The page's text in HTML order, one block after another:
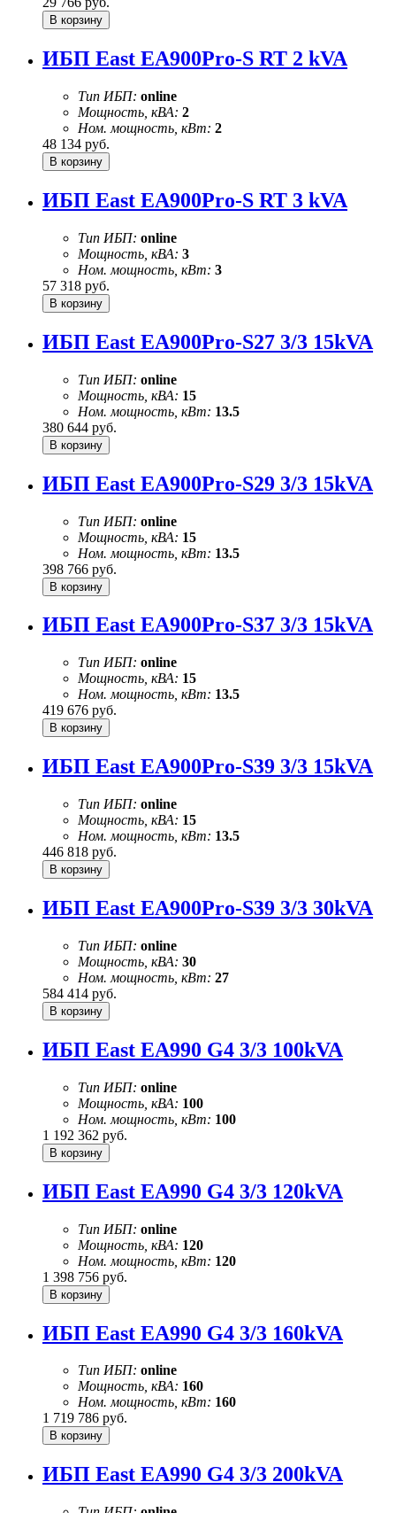
ИБП East EA900Pro-S RT 2 kVA
Тип ИБП: online
Мощность, кВА: 2
Ном. мощность, кВт: 2
48 134 руб.
ИБП East EA900Pro-S RT 3 kVA
Тип ИБП: online
Мощность, кВА: 3
Ном. мощность, кВт: 3
57 318 руб.
ИБП East EA900Pro-S27 3/3 15kVA
Тип ИБП: online
Мощность, кВА: 15
Ном. мощность, кВт: 13.5
380 644 руб.
ИБП East EA900Pro-S29 3/3 15kVA
Тип ИБП: online
Мощность, кВА: 15
Ном. мощность, кВт: 13.5
398 766 руб.
ИБП East EA900Pro-S37 3/3 15kVA
Тип ИБП: online
Мощность, кВА: 15
Ном. мощность, кВт: 13.5
419 676 руб.
ИБП East EA900Pro-S39 3/3 15kVA
Тип ИБП: online
Мощность, кВА: 15
Ном. мощность, кВт: 13.5
446 818 руб.
ИБП East EA900Pro-S39 3/3 30kVA
Тип ИБП: online
Мощность, кВА: 30
Ном. мощность, кВт: 27
584 414 руб.
ИБП East EA990 G4 3/3 100kVA
Тип ИБП: online
Мощность, кВА: 100
Ном. мощность, кВт: 100
1 192 362 руб.
ИБП East EA990 G4 3/3 120kVA
Тип ИБП: online
Мощность, кВА: 120
Ном. мощность, кВт: 120
1 398 756 руб.
ИБП East EA990 G4 3/3 160kVA
Тип ИБП: online
Мощность, кВА: 160
Ном. мощность, кВт: 160
1 719 786 руб.
ИБП East EA990 G4 3/3 200kVA